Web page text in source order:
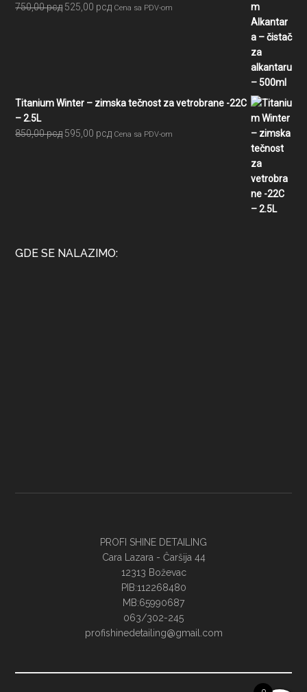
750,00рсд Originalna
525,00 рсдTrenutna
Cena sa PDV-om
Titanium Winter – zimska tečnost za vetrobrane -22C
– 2.5L
850,00рсд Originalna
595,00 рсдTrenutna
Cena sa PDV-om
GDE SE NALAZIMO:
PROFI SHINE DETAILING
Cara Lazara - Ĉaršija 44
12313 Boževac
PIB:112268480
MB:65990687
063/302-245
profishinedetailing@gmail.com